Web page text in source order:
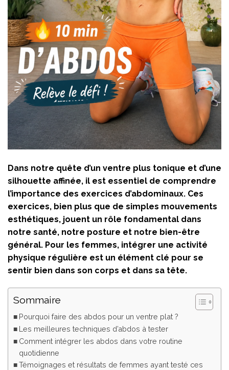
Dans notre quête d’un ventre plus tonique et d’une
silhouette affinée, il est essentiel de comprendre
l’importance des exercices d’abdominaux. Ces
exercices, bien plus que de simples mouvements
esthétiques, jouent un rôle fondamental dans
notre santé, notre posture et notre bien-être
général. Pour les femmes, intégrer une activité
physique régulière est un élément clé pour se
sentir bien dans son corps et dans sa tête.
Sommaire
Pourquoi faire des abdos pour un ventre plat ?
Les meilleures techniques d’abdos à tester
Comment intégrer les abdos dans votre routine
quotidienne
Témoignages et résultats de femmes ayant testé ces